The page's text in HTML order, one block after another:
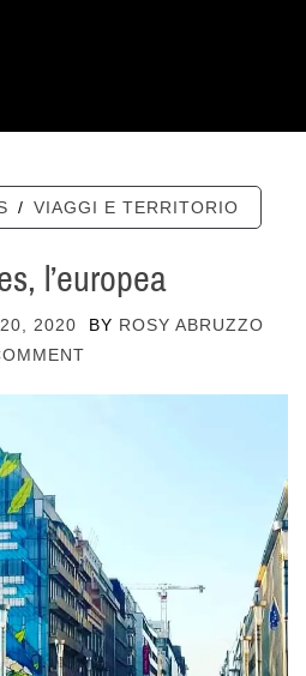
/ VIAGGI E TERRITORIO
l’europea
2020 BY ROSY ABRUZZO